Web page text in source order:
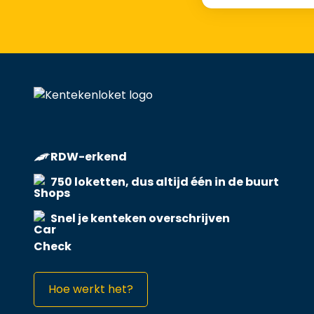
RDW-erkend
750 loketten, dus altijd één in de buurt
Snel je kenteken overschrijven
Hoe werkt het?